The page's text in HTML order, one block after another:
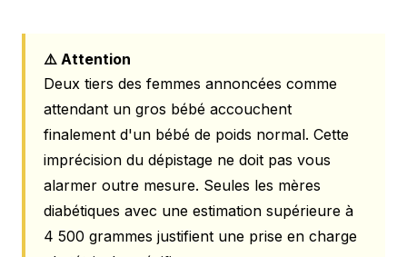
⚠️ Attention
Deux tiers des femmes annoncées comme
attendant un gros bébé accouchent
finalement d'un bébé de poids normal. Cette
imprécision du dépistage ne doit pas vous
alarmer outre mesure. Seules les mères
diabétiques avec une estimation supérieure à
4 500 grammes justifient une prise en charge